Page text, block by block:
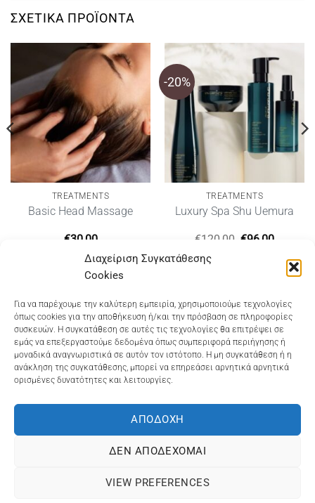
Διαχείριση Συγκατάθεσης
Cookies
Για να παρέχουμε την καλύτερη εμπειρία, χρησιμοποιούμε τεχνολογίες
όπως cookies για την αποθήκευση ή/και την πρόσβαση σε πληροφορίες
συσκευών. Η συγκατάθεση σε αυτές τις τεχνολογίες θα επιτρέψει σε
εμάς να επεξεργαστούμε δεδομένα όπως συμπεριφορά περιήγησης ή
μοναδικά αναγνωριστικά σε αυτόν τον ιστότοπο. Η μη συγκατάθεση ή η
ανάκληση της συγκατάθεσης, μπορεί να επηρεάσει αρνητικά αρνητικά
ορισμένες δυνατότητες και λειτουργίες.
ΑΠΟΔΟΧΉ
ΔΕΝ ΑΠΟΔΈΧΟΜΑΙ
VIEW PREFERENCES
ΣΧΕΤΙΚΆ ΠΡΟΪΌΝΤΑ
TREATMENTS
Basic Head Massage
€30,00
-20%
TREATMENTS
Luxury Spa Shu Uemura
€120,00 Original
€96,00Η
τιμή
είναι:
€96,00.
Dioni Hair Care, Ζυμβρακάκηδων 33, τηλ 28210
91906
Dioni Hair Spa, Κ. Σφακιανάκη 5, τηλ 28210 94712
On
Delivery
ΤΡΟΠΟΙ ΠΛΗΡΩΜΗΣ
ΠΟΛΙΤΙΚΉ ΕΠΙΣΤΡΟΦΏΝ
ΠΟΛΙΤΙΚΉ ΑΠΟΡΡΉΤΟΥ – COOKIES (ΕΕ)
. Powered byOCS eShop Development